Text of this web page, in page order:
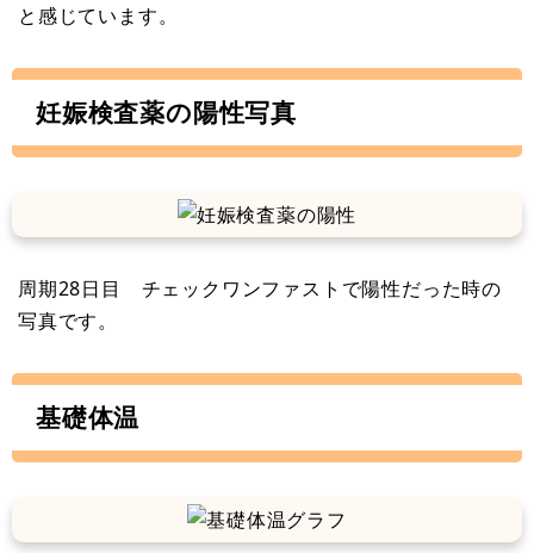
と感じています。
妊娠検査薬の陽性写真
周期28日目 チェックワンファストで陽性だった時の
写真です。
基礎体温